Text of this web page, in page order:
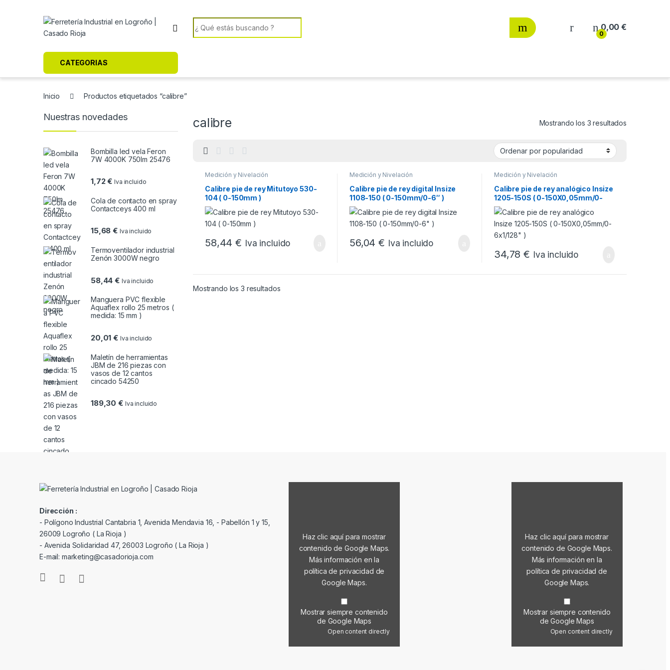
Search for:
0
0,00€
CATEGORIAS
Inicio Productos etiquetados “calibre”
calibre Mostrando los 3 resultados
Medición y Nivelación
Calibre pie de rey Mitutoyo 530-
104 ( 0-150mm )
58,44€ Iva incluido
Medición y Nivelación
Calibre pie de rey digital Insize
1108-150 ( 0-150mm/0-6″ )
56,04€ Iva incluido
Medición y Nivelación
Calibre pie de rey analógico Insize
1205-150S ( 0-150X0,05mm/0-
6×1/128″ )
34,78€ Iva incluido
Mostrando los 3 resultadosOrdenado por popularidad
Nuestras novedades
Bombilla led vela Feron
7W 4000K 750lm 25476
1,72€ Iva incluido
Cola de contacto en spray
Contactceys 400 ml
15,68€ Iva incluido
Termoventilador industrial
Zenón 3000W negro
58,44€ Iva incluido
Manguera PVC flexible
Aquaflex rollo 25 metros (
medida: 15 mm )
20,01€ Iva incluido
Maletín de herramientas
JBM de 216 piezas con
vasos de 12 cantos
cincado 54250
189,30€ Iva incluido
Dirección :
- Polígono Industrial Cantabria 1, Avenida Mendavia 16, - Pabellón 1 y 15,
26009 Logroño ( La Rioja )
- Avenida Solidaridad 47, 26003 Logroño ( La Rioja )
E-mail: marketing@casadorioja.com
Haz clic aquí para mostrar
contenido de Google Maps.
Más información en la
política de privacidad de
Google Maps.
Mostrar siempre contenido
de Google Maps
Open content directly
Haz clic aquí para mostrar
contenido de Google Maps.
Más información en la
política de privacidad de
Google Maps.
Mostrar siempre contenido
de Google Maps
Open content directly